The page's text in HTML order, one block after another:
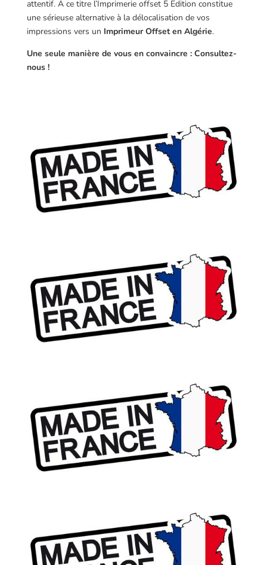
attentif. A ce titre l’Imprimerie offset 5 Edition constitue
une sérieuse alternative à la délocalisation de vos
impressions vers un Imprimeur Offset en Algérie.
Une seule manière de vous en convaincre : Consultez-
nous !